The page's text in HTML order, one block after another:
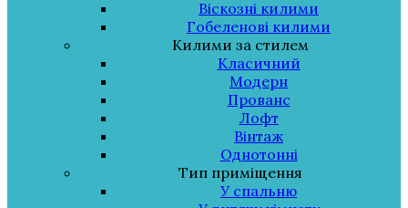
Віскозні килими
Гобеленові килими
Килими за стилем
Класичний
Модерн
Прованс
Лофт
Вінтаж
Однотонні
Тип приміщення
У спальню